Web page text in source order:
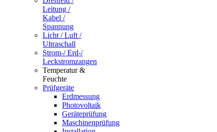
Leitung /
Kabel /
Spannung
Licht / Luft /
Ultraschall
Strom-/ Erd-/
Leckstromzangen
Temperatur &
Feuchte
Prüfgeräte
Erdmessung
Photovoltaik
Geräteprüfung
Maschinenprüfung